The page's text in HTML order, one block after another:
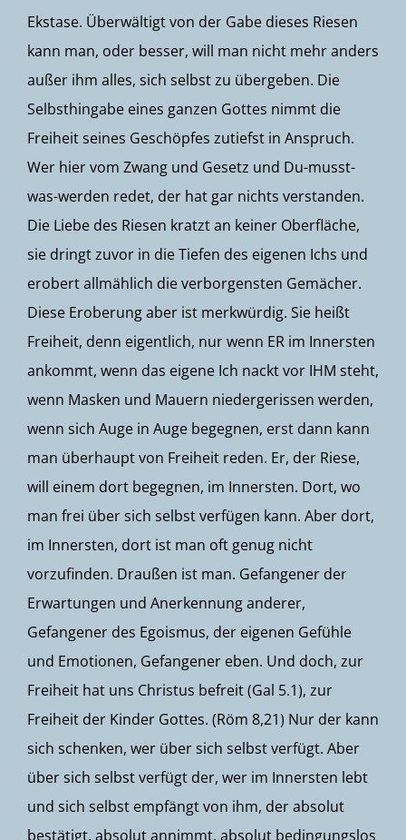
Ekstase. Überwältigt von der Gabe dieses Riesen
kann man, oder besser, will man nicht mehr anders
außer ihm alles, sich selbst zu übergeben. Die
Selbsthingabe eines ganzen Gottes nimmt die
Freiheit seines Geschöpfes zutiefst in Anspruch.
Wer hier vom Zwang und Gesetz und Du-musst-
was-werden redet, der hat gar nichts verstanden.
Die Liebe des Riesen kratzt an keiner Oberfläche,
sie dringt zuvor in die Tiefen des eigenen Ichs und
erobert allmählich die verborgensten Gemächer.
Diese Eroberung aber ist merkwürdig. Sie heißt
Freiheit, denn eigentlich, nur wenn ER im Innersten
ankommt, wenn das eigene Ich nackt vor IHM steht,
wenn Masken und Mauern niedergerissen werden,
wenn sich Auge in Auge begegnen, erst dann kann
man überhaupt von Freiheit reden. Er, der Riese,
will einem dort begegnen, im Innersten. Dort, wo
man frei über sich selbst verfügen kann. Aber dort,
im Innersten, dort ist man oft genug nicht
vorzufinden. Draußen ist man. Gefangener der
Erwartungen und Anerkennung anderer,
Gefangener des Egoismus, der eigenen Gefühle
und Emotionen, Gefangener eben. Und doch, zur
Freiheit hat uns Christus befreit (Gal 5.1), zur
Freiheit der Kinder Gottes. (Röm 8,21) Nur der kann
sich schenken, wer über sich selbst verfügt. Aber
über sich selbst verfügt der, wer im Innersten lebt
und sich selbst empfängt von ihm, der absolut
bestätigt, absolut annimmt, absolut bedingungslos